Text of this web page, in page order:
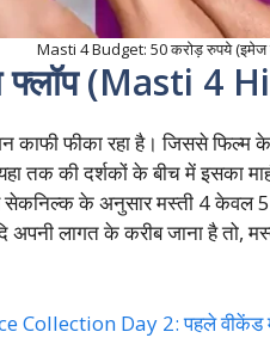
Masti 4 Budget: 50 करोड़ रुपये (इमेज
फ्लॉप (Masti 4
फीका रहा है। जिससे फिल्म
तक की दर्शकों के बीच में इसका
सेकनिल्क के अनुसार मस्ती 4 केवल
लागत के करीब जाना है तो,
Collection Day 2: पहले वीकेंड में